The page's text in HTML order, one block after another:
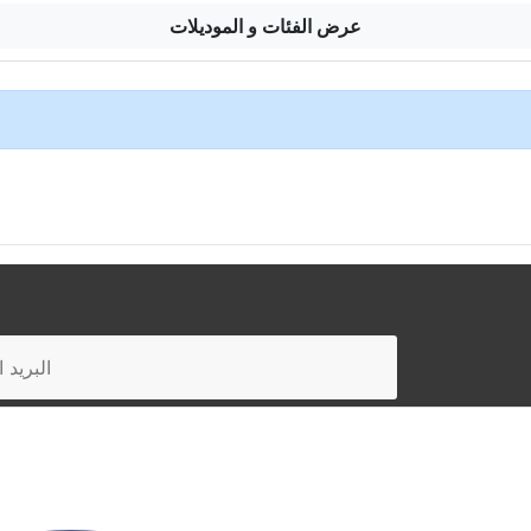
عرض الفئات و الموديلات